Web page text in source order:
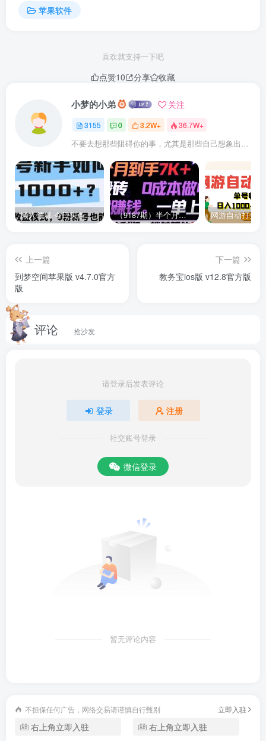
书海茫茫，特色书单、独家专题Duang一下告诉你什么最好
多维度的分类导航设计和资源管理，让您轻轻松松找到想听
4、免费试听：
免费试听每部作品的前几集，好不好听、喜不喜欢你听了就
知道。
5、云端同步：
支持iOS、Android、PC多平台个人数据云端同步，切换自
软件亮点
百听的承诺：为喜爱听书的你提供正版、优质的出版级有声
百听的理想：打造有声书制作、发行、运营一体化的专业平
书单专题：书海茫茫，特色书单、独家专题Duang一下告诉
云端同步：个人数据云端同步，切换自如。
【热门频道】
苹果软件
喜欢就支持一下吧
点赞10 分享 收藏
小梦的小弟 关注
3155 0 3.2W+ 36.7W+
不要去想那些阻碍你的事，尤其是那些自己想象出来的事
懒人领域·今日头条项目玩法，头条中视频项目，单号收益在50—500可批量￼ （9187期）半个月收益7K+，无脑搬砖，0成本做中间商，转手就赚钱，一单上百块，单…
上一篇
到梦空间苹果版 v4.7.0官方
版
下一篇
教务宝ios版 v12.8官方版
评论 抢沙发
请登录后发表评论
登录 注册
社交账号登录
微信登录
暂无评论内容
不担保任何广告，网络交易请谨慎自行甄别 立即入驻
右上角立即入驻 右上角立即入驻